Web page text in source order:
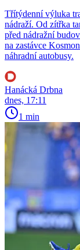
Třítýdenní výluka
nádraží. Od zítřka
před nádražní
na zastávce
náhradní autobusy.
Hanácká Drbna
dnes, 17:11
1 min